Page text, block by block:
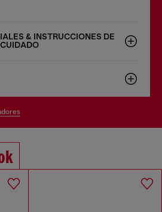
& INSTRUCCIONES DE
CUIDADO